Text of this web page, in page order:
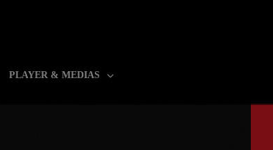
PLAYER & MEDIAS